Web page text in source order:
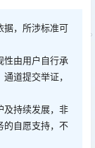
据，所涉标准可
性由用户自行承
道提交举证，
及持续发展，非
的自愿支持，不